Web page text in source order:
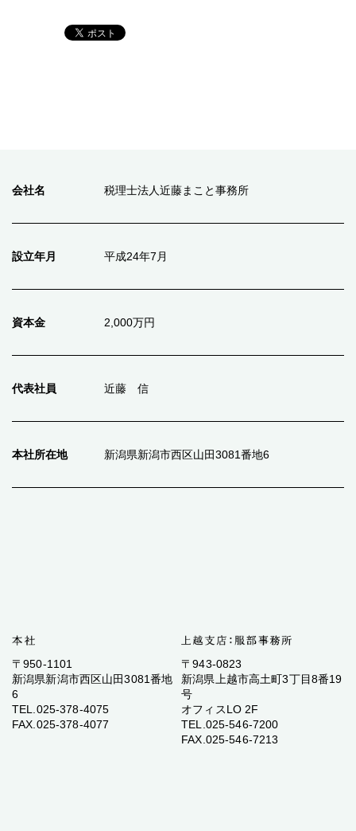
会社名 税理士法人近藤まこと事務所
設立年月 平成24年7月
資本金 2,000万円
代表社員 近藤 信
本社所在地 新潟県新潟市西区山田3081番地6
〒950-1101
新潟県新潟市西区山田3081番地
6
TEL.025-378-4075
FAX.025-378-4077
〒943-0823
新潟県上越市高土町3丁目8番19
号
オフィスLO 2F
TEL.025-546-7200
FAX.025-546-7213